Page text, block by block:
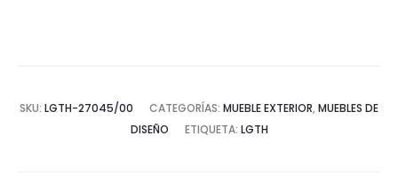
SKU: LGTH-27045/00 CATEGORÍAS: MUEBLE EXTERIOR, MUEBLES DE
DISEÑO
ETIQUETA: LGTH